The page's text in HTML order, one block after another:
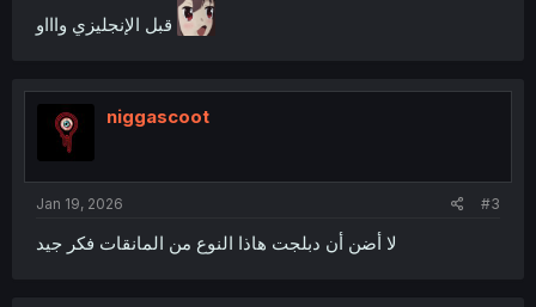
niggascoot
Jan 19, 2026 #3
لا أضن أن دبلجت هاذا النوع من المانقات فكر جيد